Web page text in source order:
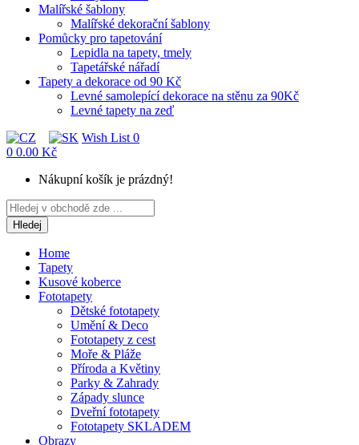
Malířské šablony
Malířské dekorační šablony
Pomůcky pro tapetování
Lepidla na tapety, tmely
Tapetářské nářadí
Tapety a dekorace od 90 Kč
Levné samolepící dekorace na stěnu za 90Kč
Levné tapety na zeď
Wish List 0
0 0.00 Kč
Nákupní košík je prázdný!
Hledej
Home
Tapety
Kusové koberce
Fototapety
Dětské fototapety
Umění & Deco
Fototapety z cest
Moře & Pláže
Příroda a Květiny
Parky & Zahrady
Západy slunce
Dveřní fototapety
Fototapety SKLADEM
Obrazy